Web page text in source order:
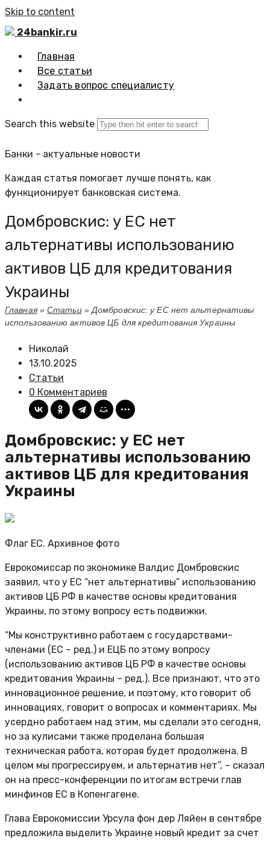
Skip to content
24bankir.ru
Главная
Все статьи
Задать вопрос специалисту
Search this website
Банки - актуальные новости
Каждая статья помогает лучше понять, как
функционирует банковская система.
Домбровскис: у ЕС нет
альтернативы использованию
активов ЦБ для кредитования
Украины
Главная»Статьи» Домбровскис: у ЕС нет альтернативы
использованию активов ЦБ для кредитования Украины
Николай
13.10.2025
Статьи
0 Комментариев
Домбровскис: у ЕС нет
альтернативы использованию
активов ЦБ для кредитования
Украины
Флаг ЕС. Архивное фото
Еврокомиссар по экономике Валдис Домбровскис
заявил, что у ЕС “нет альтернативы” использованию
активов ЦБ РФ в качестве основы кредитования
Украины, по этому вопросу есть подвижки.
“Мы конструктивно работаем с государствами-
членами (ЕС – ред.) и ЕЦБ по этому вопросу
(использованию активов ЦБ РФ в качестве основы
кредитования Украины – ред.). Все признают, что это
инновационное решение, и поэтому, кто говорит об
инновациях, говорит о вопросах и комментариях. Мы
усердно работаем над этим, мы сделали это сегодня,
но за кулисами также проделана большая
техническая работа, которая будет продолжена. В
целом мы прогрессируем, и альтернатив нет”, – сказал
он на пресс-конференции по итогам встречи глав
минфинов ЕС в Копенгагене.
Глава Еврокомиссии Урсула фон дер Ляйен в сентябре
предложила выделить Украине новый кредит за счет